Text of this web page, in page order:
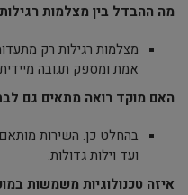
מה ההבדל בין מצלמות
מצלמות רגילות רק
אמת ומספק תגובה
האם מוקד רואה מתאים גם
בהחלט כן. השירות
ועד וילות גדולות.
איזה טכנולוגיות משמשות